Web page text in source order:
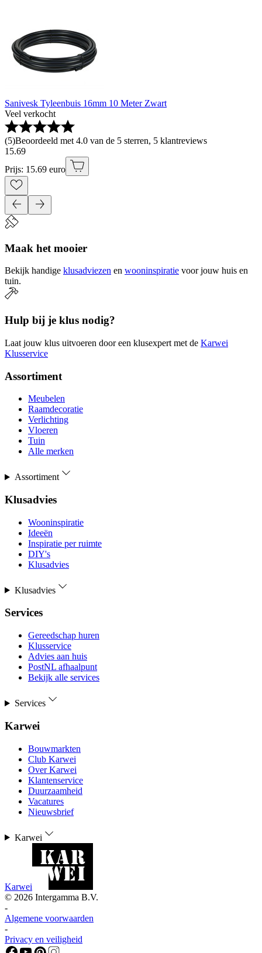
Sanivesk Tyleenbuis 16mm 10 Meter Zwart
Veel verkocht
(5)Beoordeeld met 4.0 van de 5 sterren, 5 klantreviews
15.69
Prijs: 15.69 euro
Maak het mooier
Bekijk handige klusadviezen en wooninspiratie voor jouw huis en
tuin.
Hulp bij je klus nodig?
Laat jouw klus uitvoeren door een klusexpert met de Karwei
Klusservice
Assortiment
Meubelen
Raamdecoratie
Verlichting
Vloeren
Tuin
Alle merken
Assortiment
Klusadvies
Wooninspiratie
Ideeën
Inspiratie per ruimte
DIY's
Klusadvies
Klusadvies
Services
Gereedschap huren
Klusservice
Advies aan huis
PostNL afhaalpunt
Bekijk alle services
Services
Karwei
Bouwmarkten
Club Karwei
Over Karwei
Klantenservice
Duurzaamheid
Vacatures
Nieuwsbrief
Karwei
Karwei
© 2026 Intergamma B.V.
-
Algemene voorwaarden
-
Privacy en veiligheid